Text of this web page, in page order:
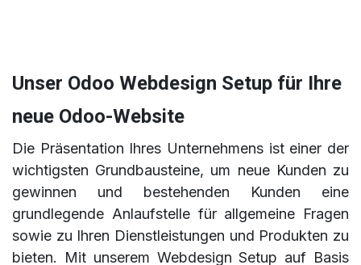
Unser Odoo Webdesign Setup für Ihre
neue Odoo-Website
Die Präsentation Ihres Unternehmens ist einer der
wichtigsten Grundbausteine, um neue Kunden zu
gewinnen und bestehenden Kunden eine
grundlegende Anlaufstelle für allgemeine Fragen
sowie zu Ihren Dienstleistungen und Produkten zu
bieten. Mit unserem Webdesign Setup auf Basis